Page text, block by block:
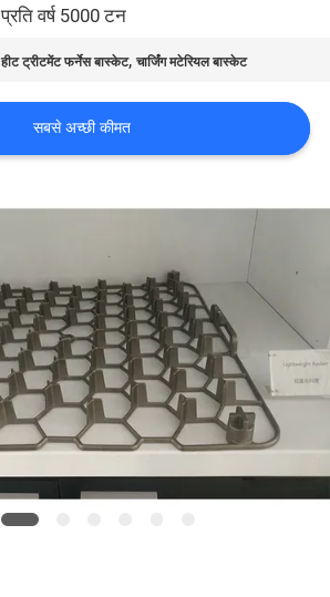
प्रति वर्ष 5000 टन
हीट ट्रीटमेंट फर्नेस बास्केट,चार्जिंग मटेरियल बास्केट
सबसे अच्छी कीमत